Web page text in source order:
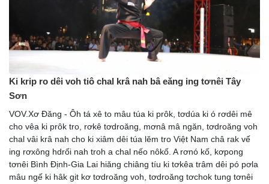
Ki krip ro dêi voh tiô chal krâ nah bâ eăng ing tơnêi Tây
Sơn
VOV.Xơ Đăng - Ôh tá xê to mâu túa ki prôk, tơdúa ki ó rơdêi mê
cho vêa ki prôk tro, rơkê tơdroăng, mơnâ mâ ngăn, tơdroăng voh
chal vâi krâ nah cho ki xiâm dêi túa lĕm tro Việt Nam châ rak vế
ing rơxông hdrối nah troh a chal nếo nôkố. A rơnó kố, kơpong
tơnêi Bình Định-Gia Lai hiăng chiâng tíu ki tơkêa trâm dêi pó pơla
mâu ngế ki hâk git kơ tơdroăng voh, tơdroăng tơchok tung tơnêi